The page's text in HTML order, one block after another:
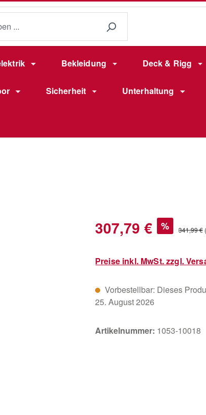
Bekleidung Deck & Rigg
Sicherheit Unterhaltung
Verkaufspreis:
307,79 € % 341,99 €
Preise inkl. MwSt. zzgl.
Vorbestellbar: Dieses
25. August 2026
Artikelnummer: 1053-10018